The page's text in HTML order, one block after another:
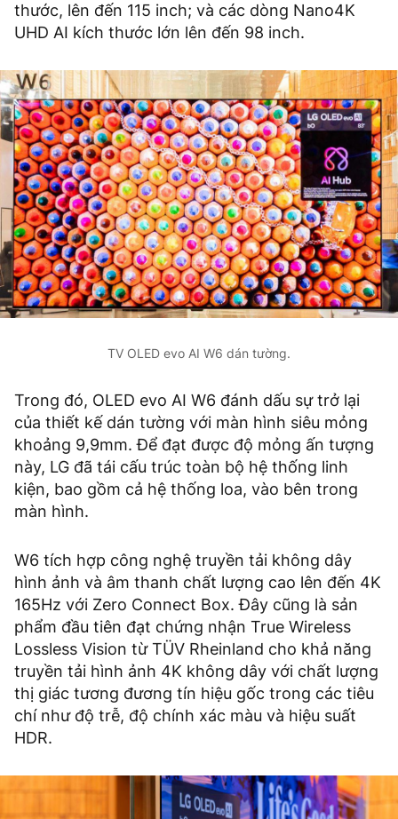
thước, lên đến 115 inch; và các dòng Nano4K
UHD AI kích thước lớn lên đến 98 inch.
TV OLED evo AI W6 dán tường.
Trong đó, OLED evo AI W6 đánh dấu sự trở lại
của thiết kế dán tường với màn hình siêu mỏng
khoảng 9,9mm. Để đạt được độ mỏng ấn tượng
này, LG đã tái cấu trúc toàn bộ hệ thống linh
kiện, bao gồm cả hệ thống loa, vào bên trong
màn hình.
W6 tích hợp công nghệ truyền tải không dây
hình ảnh và âm thanh chất lượng cao lên đến 4K
165Hz với Zero Connect Box. Đây cũng là sản
phẩm đầu tiên đạt chứng nhận True Wireless
Lossless Vision từ TÜV Rheinland cho khả năng
truyền tải hình ảnh 4K không dây với chất lượng
thị giác tương đương tín hiệu gốc trong các tiêu
chí như độ trễ, độ chính xác màu và hiệu suất
HDR.